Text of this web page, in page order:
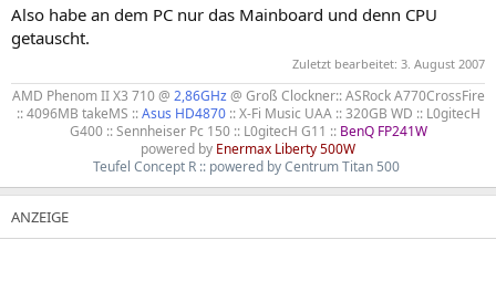
Also habe an dem PC nur das Mainboard und denn CPU
getauscht.
Zuletzt bearbeitet: 3. August 2007
AMD Phenom II X3 710 @ 2,86GHz@ Groß Clockner:: ASRock A770CrossFire
:: 4096MB takeMS ::Asus HD4870:: X-Fi Music UAA :: 320GB WD :: L0gitecH
G400 :: Sennheiser Pc 150 :: L0gitecH G11 :: BenQ FP241W
powered by Enermax Liberty 500W
Teufel Concept R :: powered by Centrum Titan 500